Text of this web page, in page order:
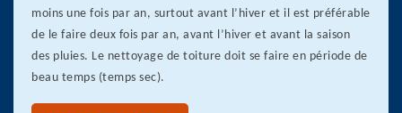
moins une fois par an, surtout avant l’hiver et il est préférable
de le faire deux fois par an, avant l’hiver et avant la saison
des pluies. Le nettoyage de toiture doit se faire en période de
beau temps (temps sec).